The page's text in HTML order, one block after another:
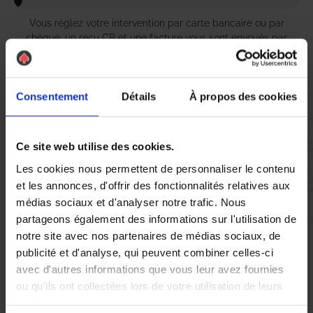
Consentement Détails À propos des cookies
Ce site web utilise des cookies.
Les cookies nous permettent de personnaliser le contenu
et les annonces, d'offrir des fonctionnalités relatives aux
médias sociaux et d'analyser notre trafic. Nous
partageons également des informations sur l'utilisation de
notre site avec nos partenaires de médias sociaux, de
publicité et d'analyse, qui peuvent combiner celles-ci
avec d'autres informations que vous leur avez fournies
ou qu'ils ont collectées lors de votre utilisation de leurs
Vous réglez votre intervention par carte bancaire ou par
chèque, un reçu CB et une facture vous sont envoyés par
Vous évaluez la prestation
Vous recevez une demande d’évaluation de votre expérience
avec l’équipe AS DE PIC.
Nous avons pensé à tout